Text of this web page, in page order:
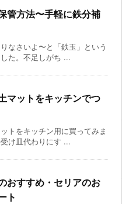
管方法〜手軽に鉄分補
なさいよ〜と「鉄玉」という
た。不足しがち ...
マットをキッチンでつ
トをキッチン用に買ってみま
け皿代わりにす ...
おすすめ・セリアのお
ト